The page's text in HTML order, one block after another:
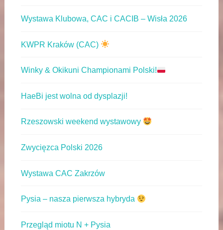
Wystawa Klubowa, CAC i CACIB – Wisła 2026
KWPR Kraków (CAC)
Winky & Okikuni Championami Polski!
HaeBi jest wolna od dysplazji!
Rzeszowski weekend wystawowy
Zwycięzca Polski 2026
Wystawa CAC Zakrzów
Pysia – nasza pierwsza hybryda
Przegląd miotu N + Pysia